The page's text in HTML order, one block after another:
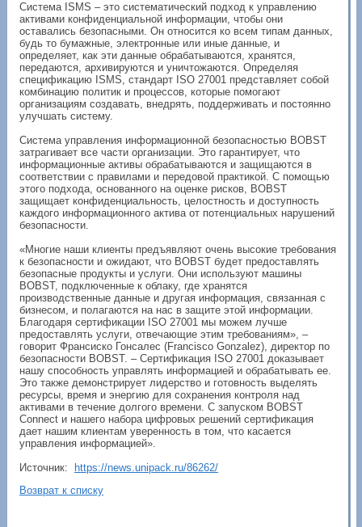
Система ISMS – это систематический подход к управлению
активами конфиденциальной информации, чтобы они
оставались безопасными. Он относится ко всем типам данных,
будь то бумажные, электронные или иные данные, и
определяет, как эти данные обрабатываются, хранятся,
передаются, архивируются и уничтожаются. Определяя
спецификацию ISMS, стандарт ISO 27001 представляет собой
комбинацию политик и процессов, которые помогают
организациям создавать, внедрять, поддерживать и постоянно
улучшать систему.
Система управления информационной безопасностью BOBST
затрагивает все части организации. Это гарантирует, что
информационные активы обрабатываются и защищаются в
соответствии с правилами и передовой практикой. С помощью
этого подхода, основанного на оценке рисков, BOBST
защищает конфиденциальность, целостность и доступность
каждого информационного актива от потенциальных нарушений
безопасности.
«Многие наши клиенты предъявляют очень высокие требования
к безопасности и ожидают, что BOBST будет предоставлять
безопасные продукты и услуги. Они используют машины
BOBST, подключенные к облаку, где хранятся
производственные данные и другая информация, связанная с
бизнесом, и полагаются на нас в защите этой информации.
Благодаря сертификации ISO 27001 мы можем лучше
предоставлять услуги, отвечающие этим требованиям», –
говорит Франсиско Гонсалес (Francisco Gonzalez), директор по
безопасности BOBST. – Сертификация ISO 27001 доказывает
нашу способность управлять информацией и обрабатывать ее.
Это также демонстрирует лидерство и готовность выделять
ресурсы, время и энергию для сохранения контроля над
активами в течение долгого времени. С запуском BOBST
Connect и нашего набора цифровых решений сертификация
дает нашим клиентам уверенность в том, что касается
управления информацией».
Источник:
https://news.unipack.ru/86262/
Возврат к списку